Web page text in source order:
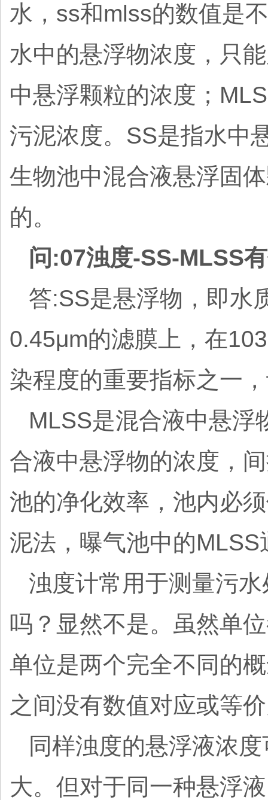
水，ss和mlss的数值是
水中的悬浮物浓度，只
中悬浮颗粒的浓度；
污泥浓度。SS是指水中
生物池中混合液悬浮固
的。
问:07浊度-SS-MLSS
答:SS是悬浮物，即水
0.45μm的滤膜上，在
染程度的重要指标之一
MLSS是混合液中悬浮
合液中悬浮物的浓度，
池的净化效率，池内必
泥法，曝气池中的
浊度计常用于测量污
吗？显然不是。虽然单
单位是两个完全不同的
之间没有数值对应或等
同样浊度的悬浮液浓
大。但对于同一种悬浮